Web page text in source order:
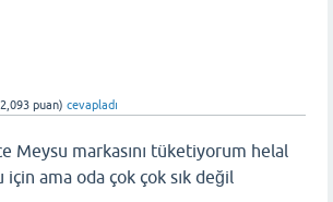
2,093 puan) cevapladı
Meysu markasını tüketiyorum helal
için ama oda çok çok sık değil